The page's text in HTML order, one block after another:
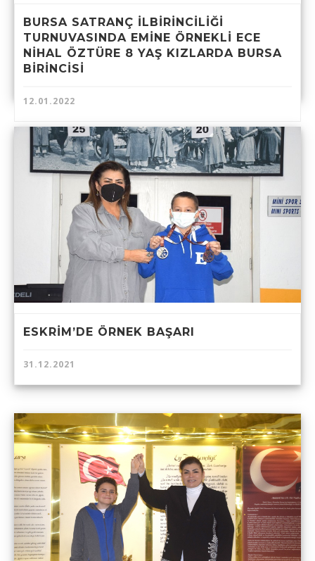
BURSA SATRANÇ İLBİRİNCİLİĞİ
TURNUVASINDA EMİNE ÖRNEKLİ ECE
NİHAL ÖZTÜRE 8 YAŞ KIZLARDA BURSA
BİRİNCİSİ
12.01.2022
ESKRİM’DE ÖRNEK BAŞARI
31.12.2021